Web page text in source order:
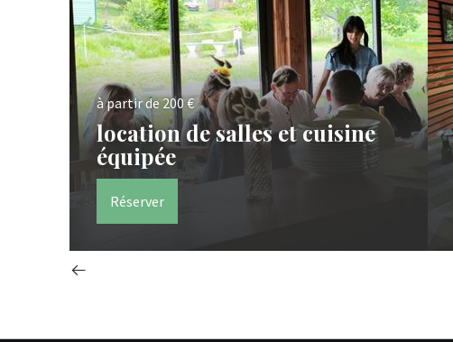
à partir de 200 €
location de salles et cuisine
équipée
Réserver